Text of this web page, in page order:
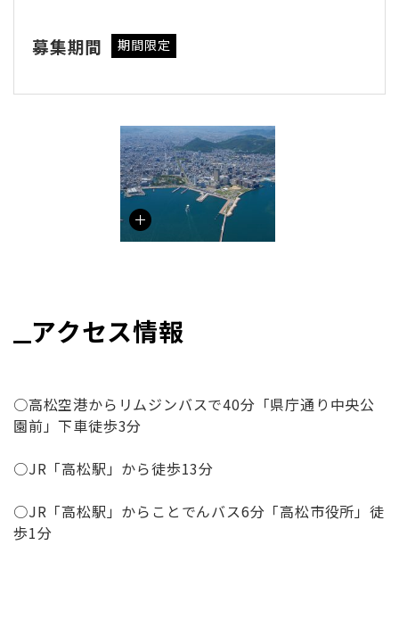
募集期間 期間限定
アクセス情報
○高松空港からリムジンバスで40分「県庁通り中央公
園前」下車徒歩3分
○JR「高松駅」から徒歩13分
○JR「高松駅」からことでんバス6分「高松市役所」徒
歩1分